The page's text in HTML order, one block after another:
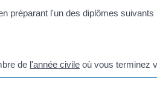
préparant l'un des diplômes suivants
de l'année civile où vous terminez